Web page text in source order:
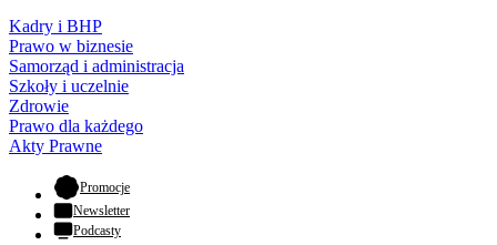
Kadry i BHP
Prawo w biznesie
Samorząd i administracja
Szkoły i uczelnie
Zdrowie
Prawo dla każdego
Akty Prawne
Promocje- otwiera się w nowej karcie
Newsletter
Podcasty